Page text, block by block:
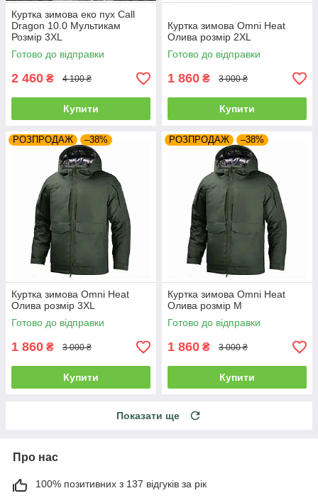
Куртка зимова еко пух Call
Dragon 10.0 Мультикам
Розмір 3XL
Готово до відправки
2 460 ₴ 4 100 ₴
Купити
Куртка зимова Omni Heat
Олива розмір 2XL
Готово до відправки
1 860 ₴ 3 000 ₴
Купити
РОЗПРОДАЖ –38%
Куртка зимова Omni Heat
Олива розмір 3XL
Готово до відправки
1 860 ₴ 3 000 ₴
Купити
РОЗПРОДАЖ –38%
Куртка зимова Omni Heat
Олива розмір M
Готово до відправки
1 860 ₴ 3 000 ₴
Купити
Показати ще
Про нас
100% позитивних з 137 відгуків за рік